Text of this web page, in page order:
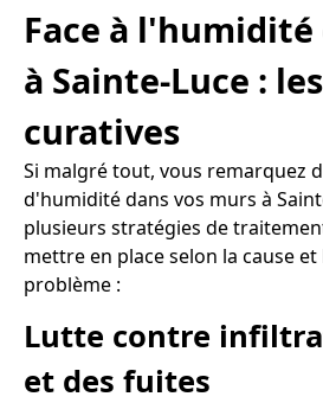
Face à
à Sainte-Luce :
curatives
Si malgré tout, vous remarquez
d'humidité dans vos murs à
plusieurs stratégies de
mettre en place selon la cause
problème :
Lutte contre
et des fuites